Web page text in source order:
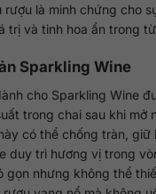
là minh chứng cho
trị và tinh hoa ẩn trong
Sparkling Wine
cho Sparkling Wine
trong chai sau khi mở
có thể chống tràn, giữ
duy trì hương vị trong
gọn nhưng không thể